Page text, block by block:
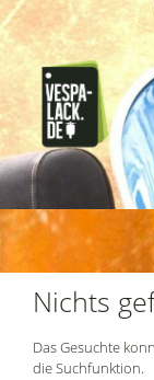
Zum
Inhalt
springen
Nichts
Das Gesuchte
die Suchfunktion.